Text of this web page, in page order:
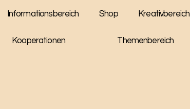
Informationsbereich Shop Kreativbereich
Kooperationen Themenbereich